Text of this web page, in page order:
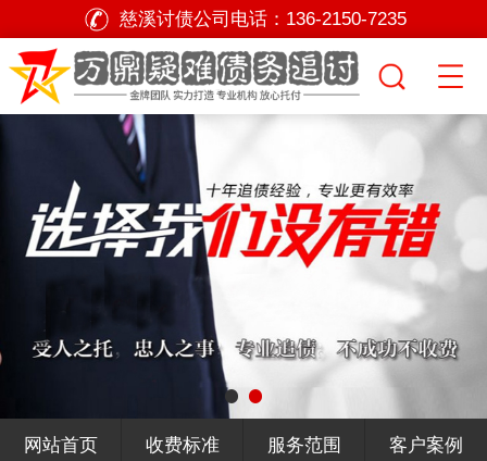
慈溪讨债公司电话： 136-2150-7235
网站首页 收费标准 服务范围 客户案例